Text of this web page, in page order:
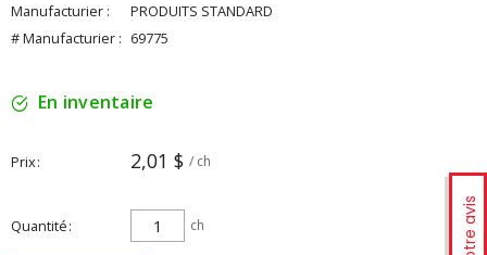
Votre avis
Manufacturier :
PRODUITS STANDARD
# Manufacturier : 69775
En inventaire
Prix 2,01 $ / ch
Quantité ch